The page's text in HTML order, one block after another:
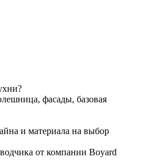
фасады, базовая
и материала на выбор
от компании Boyard